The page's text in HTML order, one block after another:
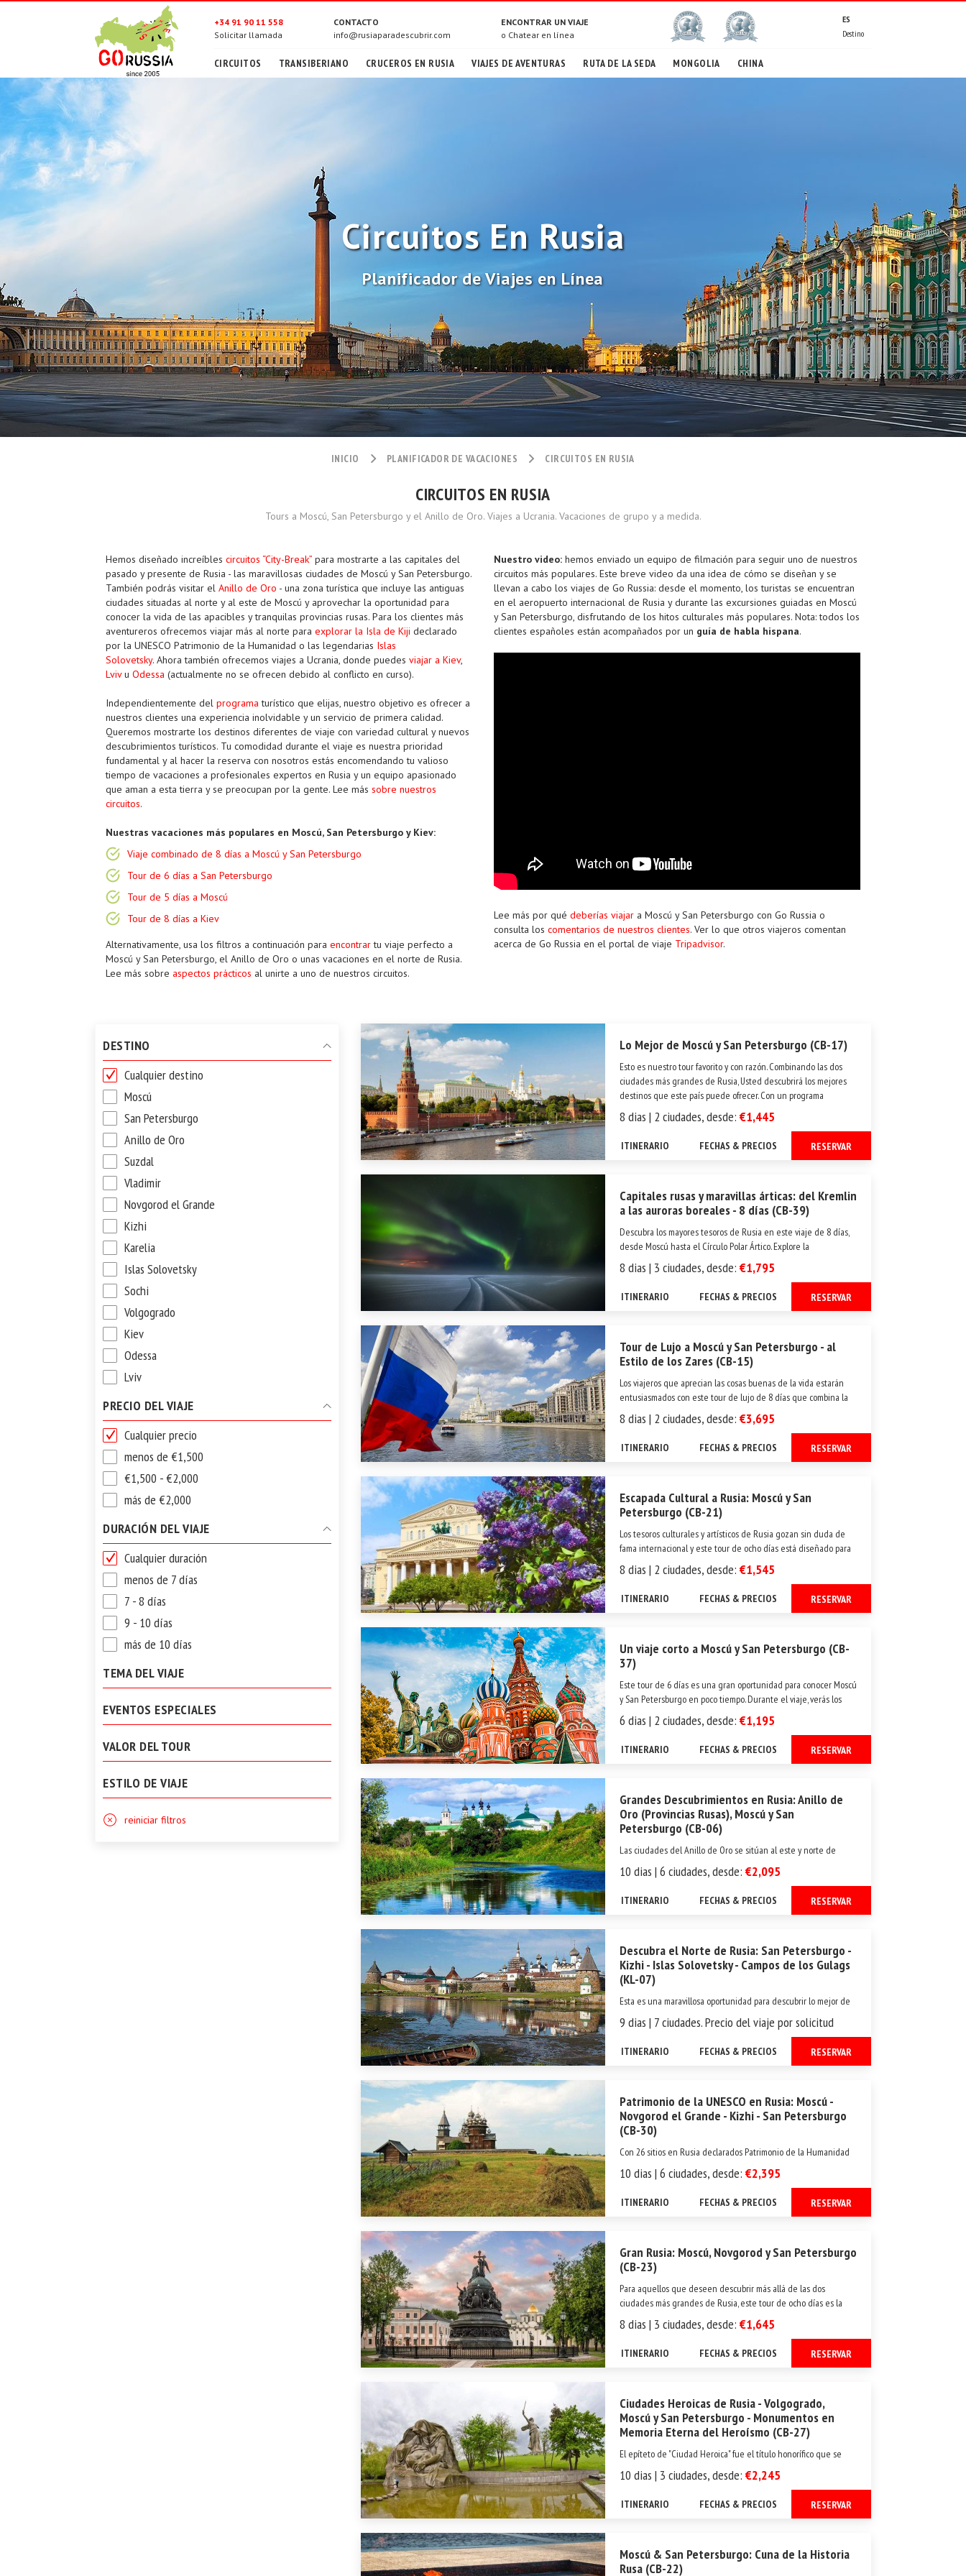
+34 91 90 11 558
Solicitar llamada
CONTACTO
info@rusiaparadescubrir.com
ENCONTRAR UN VIAJE
o Chatear en línea
ES
Destino
CIRCUITOS TRANSIBERIANO CRUCEROS EN RUSIA VIAJES DE AVENTURAS RUTA DE LA SEDA MONGOLIA CHINA
Circuitos En Rusia
Planificador de Viajes en Línea
INICIO PLANIFICADOR DE VACACIONES CIRCUITOS EN RUSIA
CIRCUITOS EN RUSIA
Tours a Moscú, San Petersburgo y el Anillo de Oro. Viajes a Ucrania. Vacaciones de grupo y a medida.
Hemos diseñado increíbles circuitos “City-Break” para mostrarte a las capitales del
pasado y presente de Rusia - las maravillosas ciudades de Moscú y San Petersburgo.
También podrás visitar el Anillo de Oro - una zona turística que incluye las antiguas
ciudades situadas al norte y al este de Moscú y aprovechar la oportunidad para
conocer la vida de las apacibles y tranquilas provincias rusas. Para los clientes más
aventureros ofrecemos viajar más al norte para explorar la Isla de Kiji declarado
por la UNESCO Patrimonio de la Humanidad o las legendarias Islas
Solovetsky. Ahora también ofrecemos viajes a Ucrania, donde puedes viajar a Kiev,
Lvivu Odessa (actualmente no se ofrecen debido al conflicto en curso).
Independientemente del programa turístico que elijas, nuestro objetivo es ofrecer a
nuestros clientes una experiencia inolvidable y un servicio de primera calidad.
Queremos mostrarte los destinos diferentes de viaje con variedad cultural y nuevos
descubrimientos turísticos. Tu comodidad durante el viaje es nuestra prioridad
fundamental y al hacer la reserva con nosotros estás encomendando tu valioso
tiempo de vacaciones a profesionales expertos en Rusia y un equipo apasionado
que aman a esta tierra y se preocupan por la gente. Lee más sobre nuestros
circuitos.
Nuestras vacaciones más populares en Moscú, San Petersburgo y Kiev:
Viaje combinado de 8 días a Moscú y San Petersburgo
Tour de 6 días a San Petersburgo
Tour de 5 días a Moscú
Tour de 8 días a Kiev
Alternativamente, usa los filtros a continuación para encontrartu viaje perfecto a
Moscú y San Petersburgo, el Anillo de Oro o unas vacaciones en el norte de Rusia.
Lee más sobre aspectos prácticos al unirte a uno de nuestros circuitos.
Nuestro video: hemos enviado un equipo de filmación para seguir uno de nuestros
circuitos más populares. Este breve video da una idea de cómo se diseñan y se
llevan a cabo los viajes de Go Russia: desde el momento, los turistas se encuentran
en el aeropuerto internacional de Rusia y durante las excursiones guiadas en Moscú
y San Petersburgo, disfrutando de los hitos culturales más populares. Nota: todos los
clientes españoles están acompañados por un guía de habla hispana.
Lee más por qué deberías viajar a Moscú y San Petersburgo con Go Russia o
consulta los comentarios de nuestros clientes. Ver lo que otros viajeros comentan
acerca de Go Russia en el portal de viaje Tripadvisor.
DESTINO
Cualquier destino
Moscú
San Petersburgo
Anillo de Oro
Suzdal
Vladimir
Novgorod el Grande
Kizhi
Karelia
Islas Solovetsky
Sochi
Volgogrado
Kiev
Odessa
Lviv
PRECIO DEL VIAJE
Cualquier precio
menos de €1,500
€1,500 - €2,000
más de €2,000
DURACIÓN DEL VIAJE
Cualquier duración
menos de 7 días
7 - 8 días
9 - 10 días
más de 10 días
TEMA DEL VIAJE
EVENTOS ESPECIALES
VALOR DEL TOUR
ESTILO DE VIAJE
reiniciar filtros
Lo Mejor de Moscú y San Petersburgo (CB-17)
Esto es nuestro tour favorito y con razón. Combinando las dos
ciudades más grandes de Rusia, Usted descubrirá los mejores
destinos que este país puede ofrecer. Con un programa
completo de turismo, este viaje de ocho días incluye
excursiones por lugares considerados...
8 dias | 2 ciudades, desde:€1,445
ITINERARIO FECHAS & PRECIOS RESERVAR
Capitales rusas y maravillas árticas: del Kremlin
a las auroras boreales - 8 días (CB-39)
Descubra los mayores tesoros de Rusia en este viaje de 8 días,
desde Moscú hasta el Círculo Polar Ártico. Explore la
emblemática Plaza Roja de Moscú, la Catedral de San Basilio, el
Mausoleo de Lenin, el Kremlin, el Museo de la Armería y sus
8 dias | 3 ciudades, desde:€1,795
ITINERARIO FECHAS & PRECIOS RESERVAR
Tour de Lujo a Moscú y San Petersburgo - al
Estilo de los Zares (CB-15)
Los viajeros que aprecian las cosas buenas de la vida estarán
entusiasmados con este tour de lujo de 8 días que combina la
cosmopolita capital rusa Moscú con la elegante ciudad de San
Petersburgo, conocida como la Venecia del Norte. Viajando entre
8 dias | 2 ciudades, desde:€3,695
ITINERARIO FECHAS & PRECIOS RESERVAR
Escapada Cultural a Rusia: Moscú y San
Petersburgo (CB-21)
Los tesoros culturales y artísticos de Rusia gozan sin duda de
fama internacional y este tour de ocho días está diseñado para
mostrar lo mejor que el país puede ofrecer. Centrando la
atención en las dos ciudades más importantes, San Petersburgo
8 dias | 2 ciudades, desde:€1,545
ITINERARIO FECHAS & PRECIOS RESERVAR
Un viaje corto a Moscú y San Petersburgo (CB-
37)
Este tour de 6 días es una gran oportunidad para conocer Moscú
y San Petersburgo en poco tiempo. Durante el viaje, verás los
hitos más importantes de ambas ciudades. Además, durante tu
tiempo libre, tendrás la oportunidad de planificar por tu cuenta
6 dias | 2 ciudades, desde:€1,195
ITINERARIO FECHAS & PRECIOS RESERVAR
Grandes Descubrimientos en Rusia: Anillo de
Oro (Provincias Rusas), Moscú y San
Petersburgo (CB-06)
Las ciudades del Anillo de Oro se sitúan al este y norte de
Moscú y son lugares históricos donde se encuentra un conjunto
de obras maestras arquitectónicas como villas medievales con
llamados museos al aire ...
10 dias | 6 ciudades, desde:€2,095
ITINERARIO FECHAS & PRECIOS RESERVAR
Descubra el Norte de Rusia: San Petersburgo -
Kizhi - Islas Solovetsky - Campos de los Gulags
(KL-07)
Esta es una maravillosa oportunidad para descubrir lo mejor de
Carelia - una de las regiones más bellas de Rusia. Aquí Usted
podrá explorar el Complejo Histórico, Cultural y Natural de Kizhi,
los petroglifos...
9 dias | 7 ciudades. Precio del viaje por solicitud
ITINERARIO FECHAS & PRECIOS RESERVAR
Patrimonio de la UNESCO en Rusia: Moscú -
Novgorod el Grande - Kizhi - San Petersburgo
(CB-30)
Con 26 sitios en Rusia declarados Patrimonio de la Humanidad
por la UNESCO, Usted tomaría bastante tiempo en visitarlos a
todos. Sin embargo podría explorar hasta cuatro de ellos en este
Moscú, la ciudad ...
10 dias | 6 ciudades, desde:€2,395
ITINERARIO FECHAS & PRECIOS RESERVAR
Gran Rusia: Moscú, Novgorod y San Petersburgo
(CB-23)
Para aquellos que deseen descubrir más allá de las dos
ciudades más grandes de Rusia, este tour de ocho días es la
respuesta. Además de la vibrante y bulliciosa Moscú y el
aristócrata y elegante San Petersburgo, este programa nos da la
8 dias | 3 ciudades, desde:€1,645
ITINERARIO FECHAS & PRECIOS RESERVAR
Ciudades Heroicas de Rusia - Volgogrado,
Moscú y San Petersburgo - Monumentos en
Memoria Eterna del Heroísmo (CB-27)
El epíteto de "Ciudad Heroica" fue el título honorífico que se
otorgaba a las ciudades en la época soviética por su destacado
heroísmo durante la Segunda Guerra Mundial. El honor fue
10 dias | 3 ciudades, desde:€2,245
ITINERARIO FECHAS & PRECIOS RESERVAR
Moscú & San Petersburgo: Cuna de la Historia
Rusa (CB-22)